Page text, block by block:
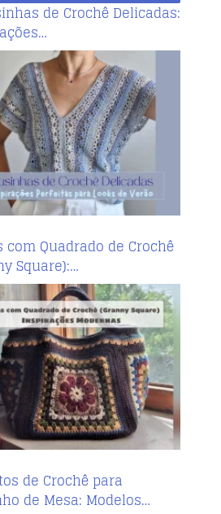
de Crochê Delicadas:
com Quadrado de Crochê
Square):…
de Crochê para
de Mesa: Modelos…